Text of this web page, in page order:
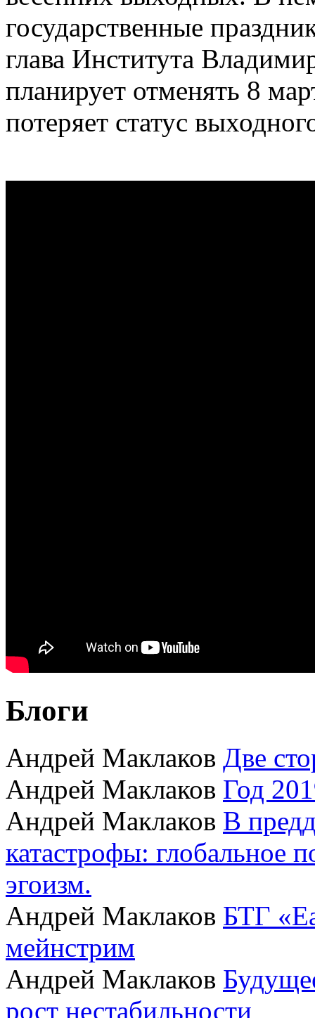
государственные
глава Института
планирует отменять 8
потеряет статус
Блоги
Андрей Маклаков Две
Андрей Маклаков Год
Андрей Маклаков В
катастрофы: глобальное
эгоизм.
Андрей Маклаков БТГ
мейнстрим
Андрей Маклаков
рост нестабильности